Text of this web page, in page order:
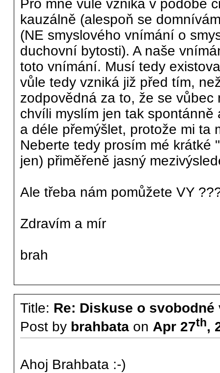
Pro mne vůle vzniká v podobě
kauzálně (alespoň se
(NE smyslového vnímání o
duchovní bytosti). A naše
toto vnímání. Musí tedy
vůle tedy vzniká již před tím,
zodpovědná za to, že se
chvíli myslím jen tak
a déle přemýšlet, protože mi ta
Neberte tedy prosím mé krátké
jen) přiměřeně jasný
Ale třeba nám pomůžete VY
Zdravím a mír
brah
Title: Re: Diskuse o svobodné
Post by brahbataon Apr 27th,
Ahoj Brahbata :-)